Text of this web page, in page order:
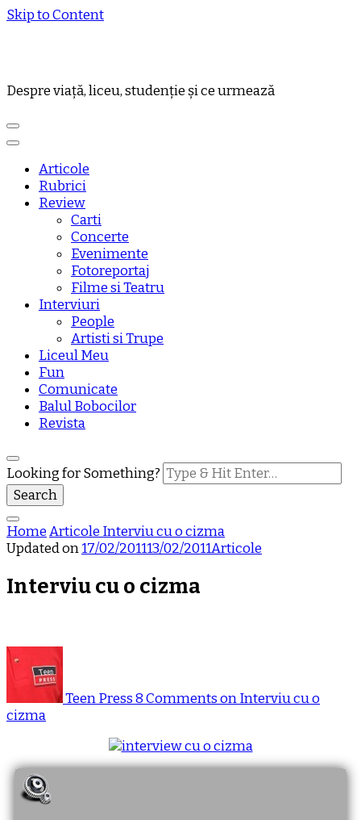
Skip to Content
Despre viață, liceu, studenție și ce urmează
Articole
Rubrici
Review
Carti
Concerte
Evenimente
Fotoreportaj
Filme si Teatru
Interviuri
People
Artisti si Trupe
Liceul Meu
Fun
Comunicate
Balul Bobocilor
Revista
Looking for Something?
HomeArticole Interviu cu o cizma
Updated on17/02/201113/02/2011Articole
Interviu cu o cizma
Teen Press8 Commentson Interviu cu o
cizma